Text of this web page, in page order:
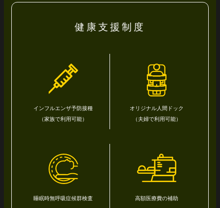
健康支援制度
インフルエンザ予防接種
（家族で利用可能）
オリジナル人間ドック
（夫婦で利用可能）
睡眠時無呼吸症候群検査 高額医療費の補助